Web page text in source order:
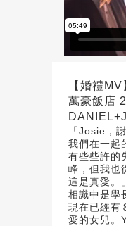
【婚禮
萬豪飯店
「Josie，
我們在一起
有些些許的
峰，但我也
這是真愛。
相識中是學
現在已經有
愛的女兒。